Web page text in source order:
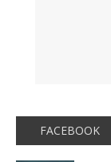
FACEBOOK